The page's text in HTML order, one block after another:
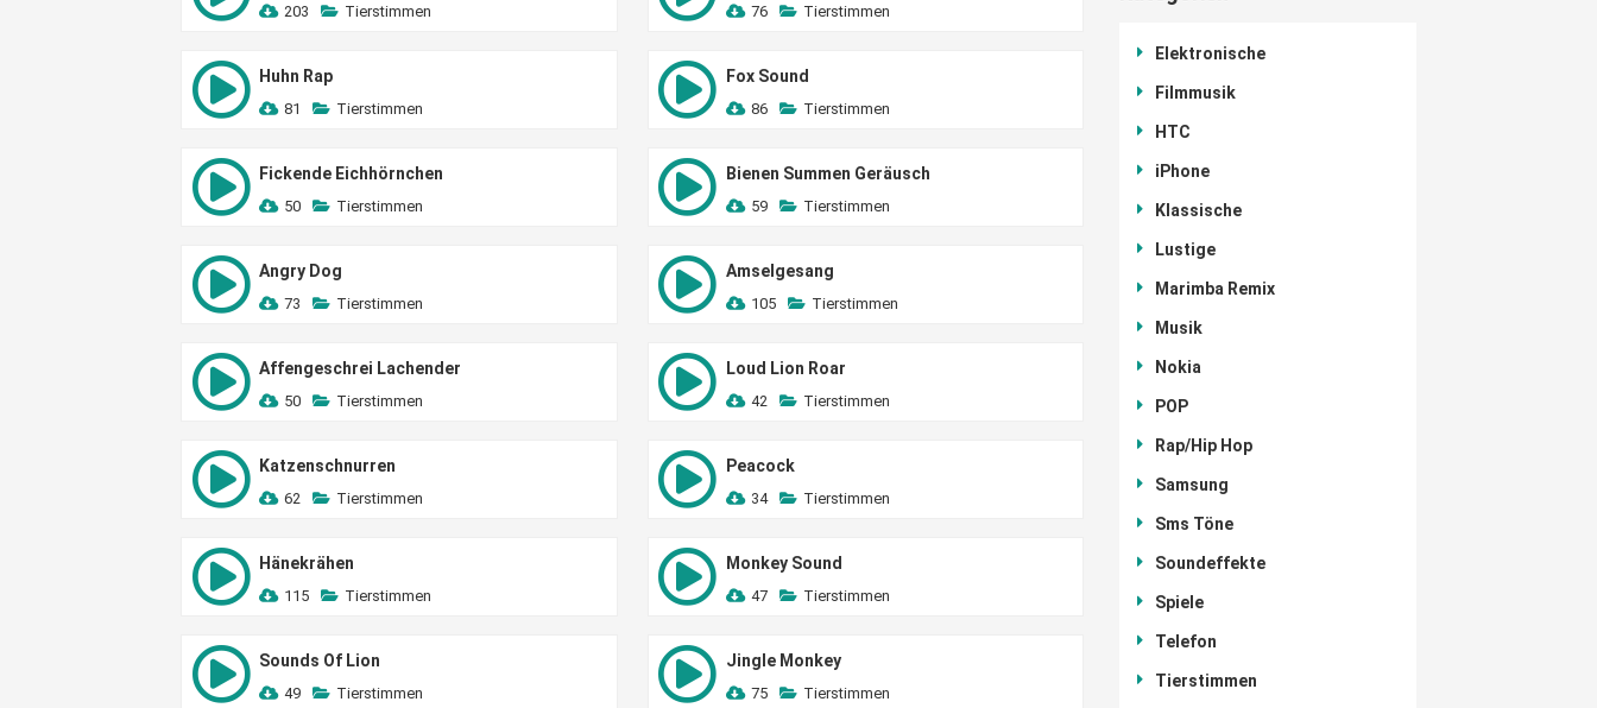
203 Tierstimmen 76 Tierstimmen
Huhn Rap
81 Tierstimmen
Fox Sound
86 Tierstimmen
Fickende Eichhörnchen
50 Tierstimmen
Bienen Summen Geräusch
59 Tierstimmen
Angry Dog
73 Tierstimmen
Amselgesang
105 Tierstimmen
Affengeschrei Lachender
50 Tierstimmen
Loud Lion Roar
42 Tierstimmen
Katzenschnurren
62 Tierstimmen
Peacock
34 Tierstimmen
Hänekrähen
115 Tierstimmen
Monkey Sound
47 Tierstimmen
Sounds Of Lion
49 Tierstimmen
Jingle Monkey
75 Tierstimmen
Elektronische
Filmmusik
HTC
iPhone
Klassische
Lustige
Marimba Remix
Musik
Nokia
POP
Rap/Hip Hop
Samsung
Sms Töne
Soundeffekte
Spiele
Telefon
Tierstimmen